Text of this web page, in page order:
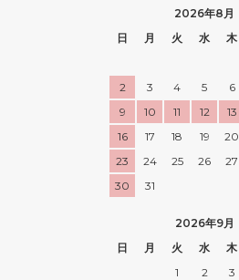
2026年8月
日
月 火 水 木
2
3 4 5 6
9
10 11 12 13
16
17 18 19 20
23
24 25 26 27
30
31
2026年9月
日
月 火 水 木
1
2 3